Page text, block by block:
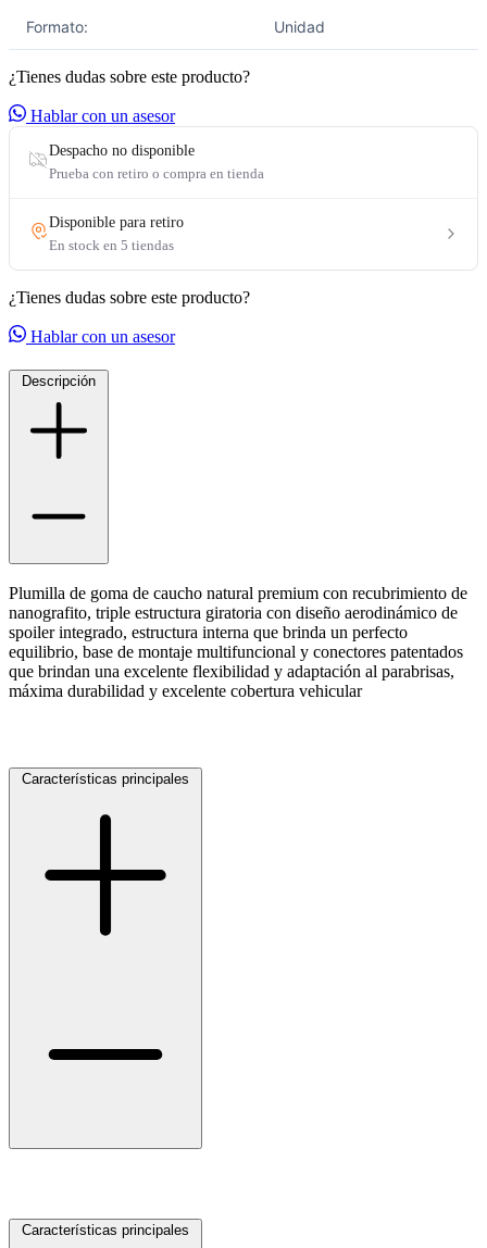
Formato: Unidad
¿Tienes dudas sobre este producto?
Hablar con un asesor
¿Tienes dudas sobre este producto?
Hablar con un asesor
Descripción
Plumilla de goma de caucho natural premium con recubrimiento de
nanografito, triple estructura giratoria con diseño aerodinámico de
spoiler integrado, estructura interna que brinda un perfecto
equilibrio, base de montaje multifuncional y conectores patentados
que brindan una excelente flexibilidad y adaptación al parabrisas,
máxima durabilidad y excelente cobertura vehicular
Características principales
Características principales